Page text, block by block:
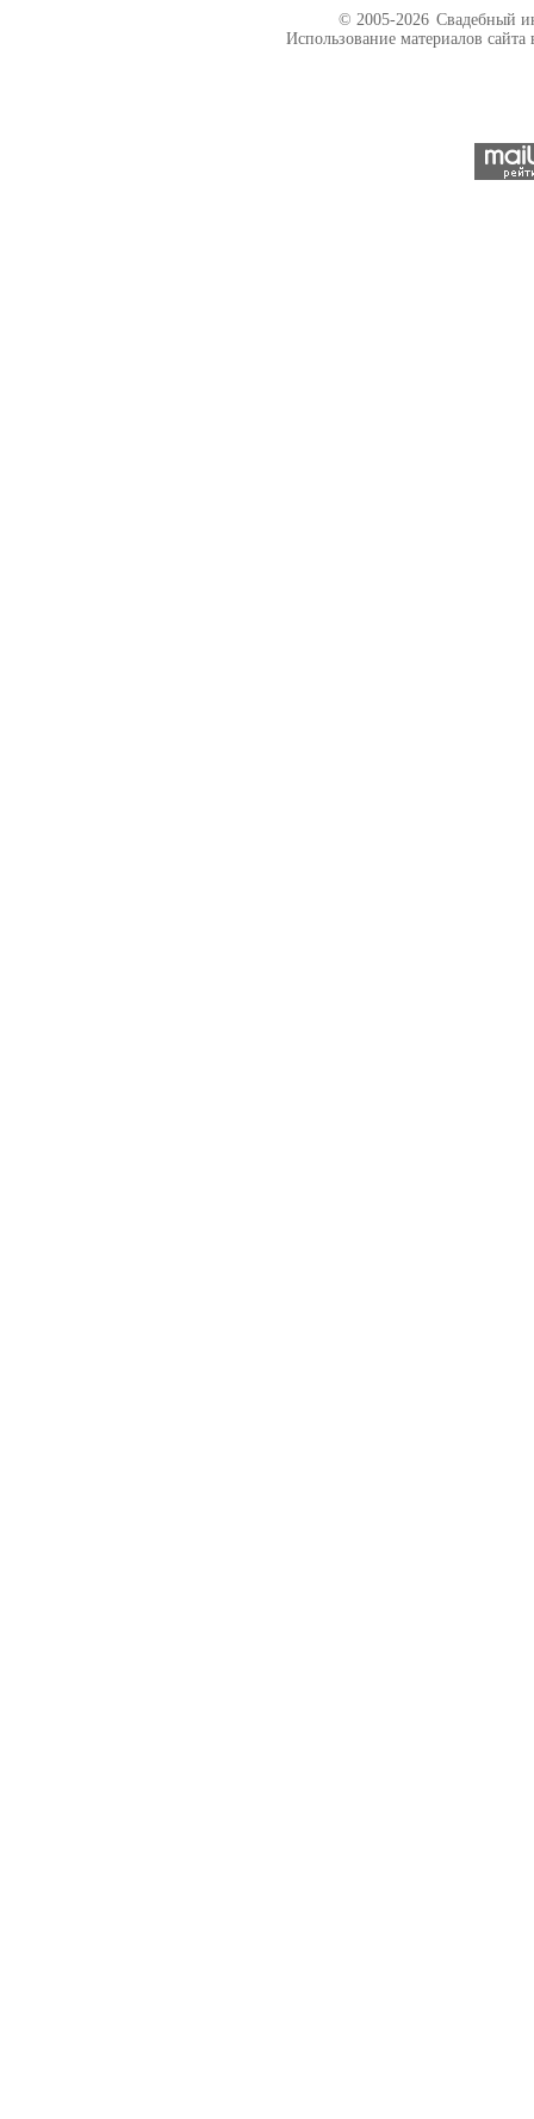
© 2005-2026 Свадебный
Использование материалов